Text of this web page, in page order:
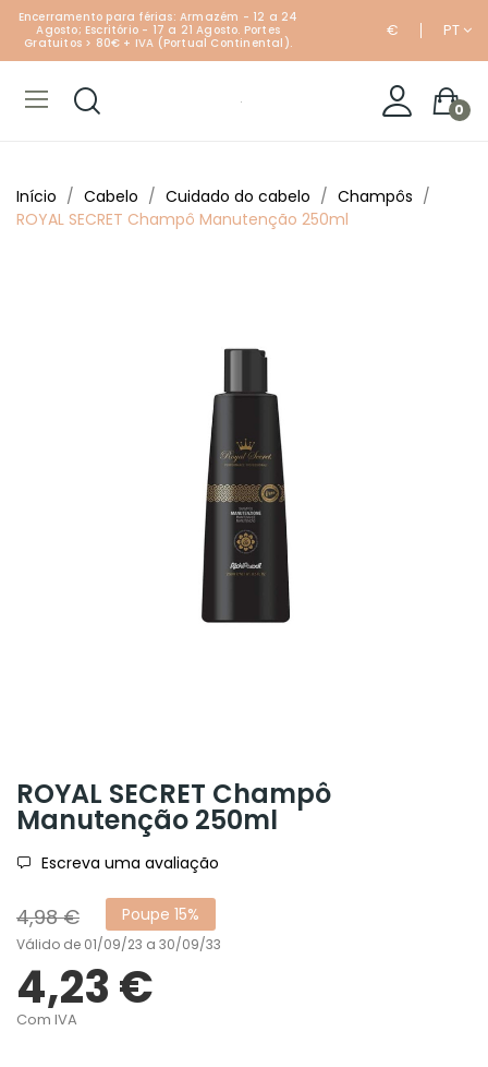
Encerramento para férias: Armazém - 12 a 24
Agosto; Escritório - 17 a 21 Agosto. Portes
Gratuitos > 80€ + IVA (Portual Continental).
€ PT
0
Início Cabelo Cuidado do cabelo
Champôs
ROYAL SECRET Champô Manutenção 250ml
ROYAL SECRET Champô
Manutenção 250ml
Escreva uma avaliação
4,98 € Poupe 15%
Válido de 01/09/23 a 30/09/33
4,23 €
Com IVA